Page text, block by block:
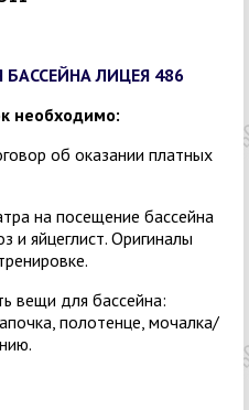
ЛИЦЕЯ 486
необходимо:
об оказании платных
на посещение бассейна
и яйцеглист. Оригиналы
вещи для бассейна:
полотенце, мочалка/